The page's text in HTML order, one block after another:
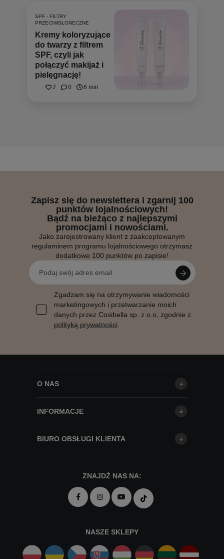
SPF - FILTRY
PRZECIWSŁONECZNE
Kremy koloryzujące
do twarzy z filtrem
SPF, czyli jak
połączyć makijaż i
pielęgnację!
2 0 6 min
Zapisz się do newslettera i zgarnij 100
punktów lojalnościowych!
Bądź na bieżąco z najlepszymi
promocjami i nowościami.
Jako zarejestrowany klient z zaakceptowanym
regulaminem programu lojalnościowego otrzymasz
dodatkowe 100 punktów po zapisie!
Zgadzam się na otrzymywanie wiadomości
marketingowych i przetwarzanie moich
danych przez Cosibella sp. z o.o, zgodnie z
polityką prywatności.
O NAS
INFORMACJE
BIURO OBSŁUGI KLIENTA
ZNAJDŹ NAS NA:
NASZE SKLEPY